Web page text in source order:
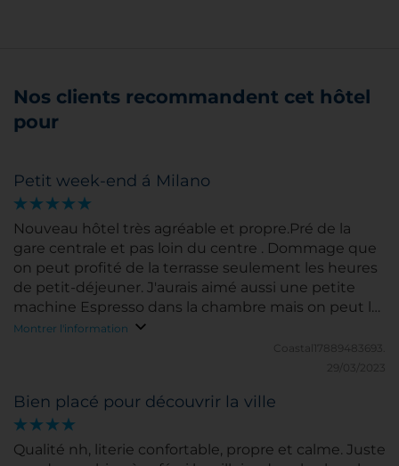
Nos clients recommandent cet hôtel
pour
Petit week-end á Milano
Nouveau hôtel très agréable et propre.Pré de la
gare centrale et pas loin du centre . Dommage que
on peut profité de la terrasse seulement les heures
de petit-déjeuner. J'aurais aimé aussi une petite
machine Espresso dans la chambre mais on peut le
boire au bar de l'hôtel
Montrer l'information
Coastal17889483693.
29/03/2023
Bien placé pour découvrir la ville
Qualité nh, literie confortable, propre et calme. Juste